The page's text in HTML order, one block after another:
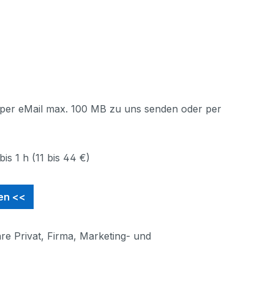
eMail max. 100 MB zu uns senden oder per
1 h (11 bis 44 €)
<<
Privat, Firma, Marketing- und